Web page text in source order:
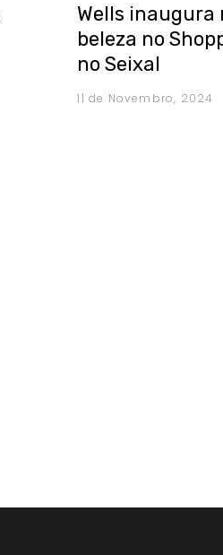
Wells inaugura
beleza no
no Seixal
11 de Novembro, 2024